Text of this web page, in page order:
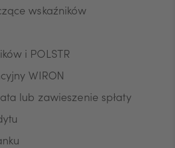
wskaźników
i POLSTR
WIRON
lub zawieszenie spłaty